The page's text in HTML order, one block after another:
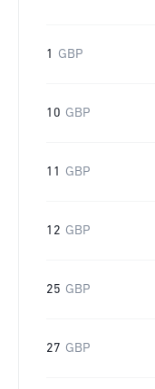
1 GBP
10 GBP
11 GBP
12 GBP
25 GBP
27 GBP